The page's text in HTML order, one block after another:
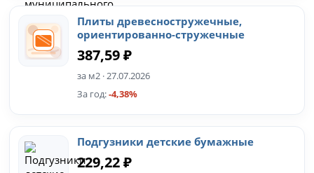
Плиты древесностружечные,
ориентированно-стружечные
387,59 ₽
за м2 · 27.07.2026
За год:-4,38%
Подгузники детские бумажные
229,22 ₽